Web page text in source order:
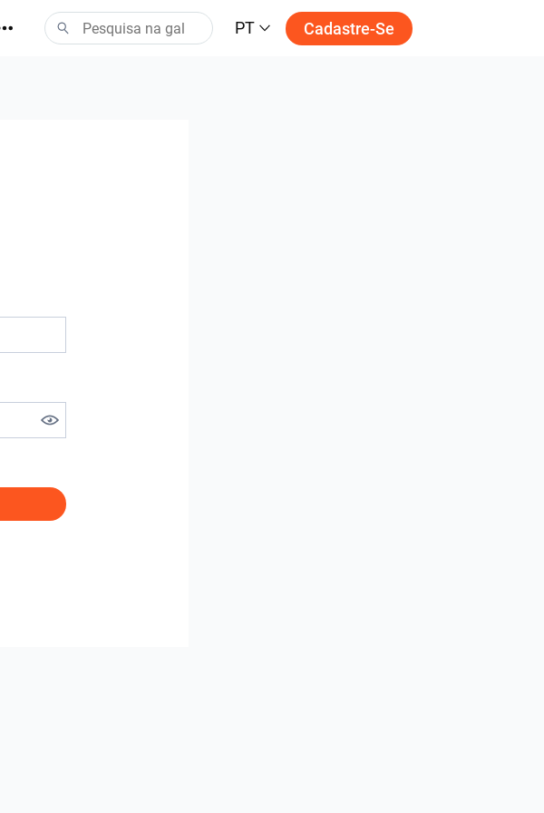
PT Cadastre-Se